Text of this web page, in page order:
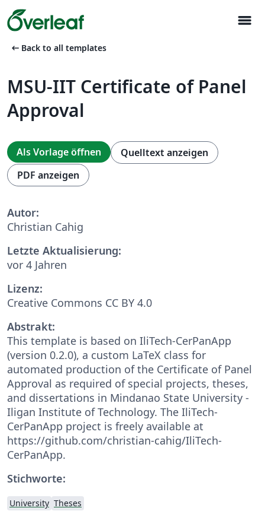
menu
arrow_left_alt Back to all templates
MSU-IIT Certificate of Panel
Approval
Als Vorlage öffnen
Quelltext anzeigen
PDF anzeigen
Autor:
Christian Cahig
Letzte Aktualisierung:
vor 4 Jahren
Lizenz:
Creative Commons CC BY 4.0
Abstrakt:
This template is based on IliTech-CerPanApp
(version 0.2.0), a custom LaTeX class for
automated production of the Certificate of Panel
Approval as required of special projects, theses,
and dissertations in Mindanao State University -
Iligan Institute of Technology. The IliTech-
CerPanApp project is freely available at
https://github.com/christian-cahig/IliTech-
CerPanApp.
Stichworte:
University Theses